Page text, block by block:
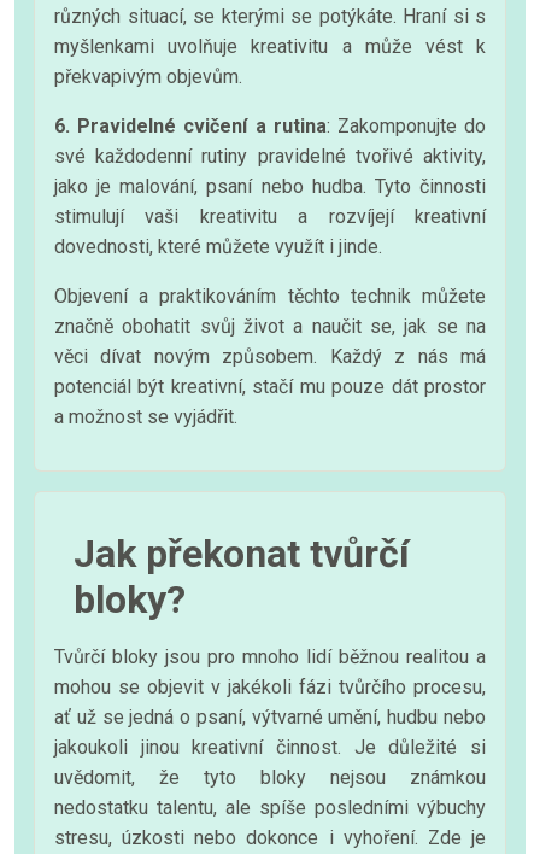
různých situací, se kterými se potýkáte. Hraní si s
myšlenkami uvolňuje kreativitu a může vést k
překvapivým objevům.
6. Pravidelné cvičení a rutina: Zakomponujte do
své každodenní rutiny pravidelné tvořivé aktivity,
jako je malování, psaní nebo hudba. Tyto činnosti
stimulují vaši kreativitu a rozvíjejí kreativní
dovednosti, které můžete využít i jinde.
Objevení a praktikováním těchto technik můžete
značně obohatit svůj život a naučit se, jak se na
věci dívat novým způsobem. Každý z nás má
potenciál být kreativní, stačí mu pouze dát prostor
a možnost se vyjádřit.
Jak překonat tvůrčí
bloky?
Tvůrčí bloky jsou pro mnoho lidí běžnou realitou a
mohou se objevit v jakékoli fázi tvůrčího procesu,
ať už se jedná o psaní, výtvarné umění, hudbu nebo
jakoukoli jinou kreativní činnost. Je důležité si
uvědomit, že tyto bloky nejsou známkou
nedostatku talentu, ale spíše posledními výbuchy
stresu, úzkosti nebo dokonce i vyhoření. Zde je